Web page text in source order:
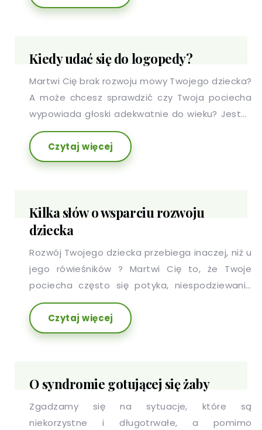
Czujesz, że Twoje dziecko zaczyna "wchodzić Ci
Kiedy udać się do logopedy?
Martwi Cię brak rozwoju mowy Twojego dziecka?
A może chcesz sprawdzić czy Twoja pociecha
wypowiada głoski adekwatnie do wieku? Jesteś
osobą dorosłą i zmagasz się z trudnością w
artykułowaniu pewnych słów?
Czytaj więcej
Kilka słów o wsparciu rozwoju
dziecka
Rozwój Twojego dziecka przebiega inaczej, niż u
jego rówieśników ? Martwi Cię to, że Twoje
pociecha często się potyka, niespodziewanie
popada w ataki złości, przejawia problemy w
koncentracji uwagi i łatwo się rozprasza? Warto
wesprzeć rozwój Twojego dziecka!
Czytaj więcej
O syndromie gotującej się żaby
Zgadzamy się na sytuacje, które są
niekorzystne i długotrwałe, a pomimo